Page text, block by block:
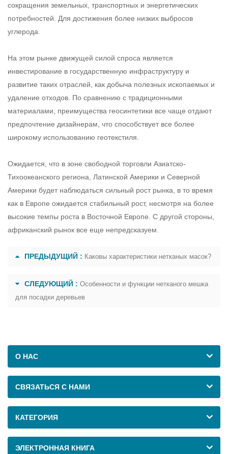
сокращения земельных, транспортных и энергетических
потребностей. Для достижения более низких выбросов
углерода.
На этом рынке движущей силой спроса является
инвестирование в государственную инфраструктуру и
развитие таких отраслей, как добыча полезных ископаемых и
удаление отходов. По сравнению с традиционными
материалами, преимущества геосинтетики все чаще отдают
предпочтение дизайнерам, что способствует все более
широкому использованию геотекстиля.
Ожидается, что в зоне свободной торговли Азиатско-
Тихоокеанского региона, Латинской Америки и Северной
Америки будет наблюдаться сильный рост рынка, в то время
как в Европе ожидается стабильный рост, несмотря на более
высокие темпы роста в Восточной Европе. С другой стороны,
африканский рынок все еще непредсказуем.
ПРЕДЫДУЩИЙ : Каковы характеристики нетканых масок?
СЛЕДУЮЩИЙ : Особенности и функции нетканого мешка
для посадки деревьев
О НАС
СВЯЗАТЬСЯ С НАМИ
КАТЕГОРИЯ
ЭЛЕКТРОННАЯ КНИГА